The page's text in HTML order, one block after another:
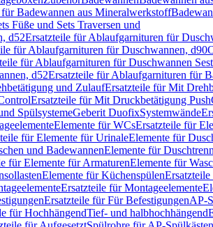
für Badewannen aus Mineralwerkstoff
Füße und Sets Traversen und
d52Ersatzteile für Ablaufgarnituren für
für Ablaufgarnituren für Duschwannen, d90
für Ablaufgarnituren für Duschwannen
d52Ersatzteile für Ablaufgarnituren für
und ZulaufErsatzteile für Mit
Ersatzteile für Mit Druckbetätigung
SpülsystemeGeberit DuofixSystemwände
Elemente für WCsErsatzteile für
für Elemente für UrinaleElemente für
und BadewannenElemente für
für Elemente für ArmaturenElemente für
Elemente für Küchenspülen
Ersatzteile für Montageelemente
Ersatzteile für Für BefestigungenAP-
für HochhängendTief- und halbhochhängend